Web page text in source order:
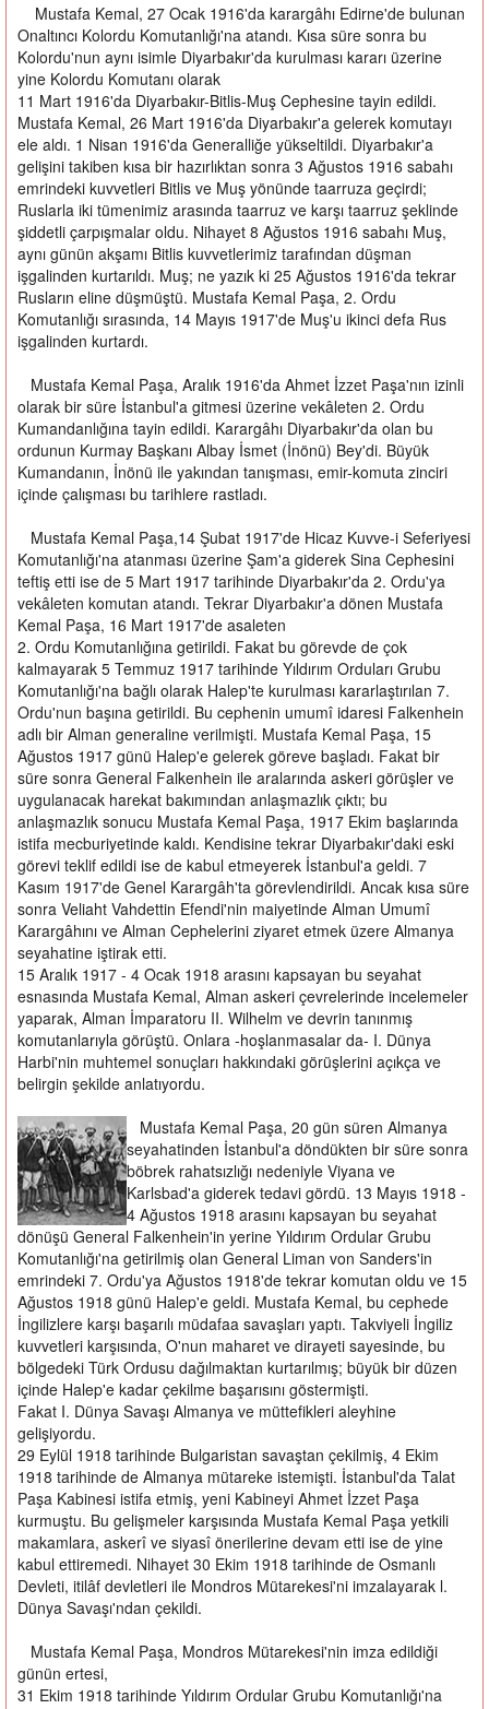
Mustafa Kemal, 27 Ocak 1916'da karargâhı Edirne'de bulunan
Onaltıncı Kolordu Komutanlığı'na atandı. Kısa süre sonra bu
Kolordu'nun aynı isimle Diyarbakır'da kurulması kararı üzerine
yine Kolordu Komutanı olarak
11 Mart 1916'da Diyarbakır-Bitlis-Muş Cephesine tayin edildi.
Mustafa Kemal, 26 Mart 1916'da Diyarbakır'a gelerek komutayı
ele aldı. 1 Nisan 1916'da Generalliğe yükseltildi. Diyarbakır'a
gelişini takiben kısa bir hazırlıktan sonra 3 Ağustos 1916 sabahı
emrindeki kuvvetleri Bitlis ve Muş yönünde taarruza geçirdi;
Ruslarla iki tümenimiz arasında taarruz ve karşı taarruz şeklinde
şiddetli çarpışmalar oldu. Nihayet 8 Ağustos 1916 sabahı Muş,
aynı günün akşamı Bitlis kuvvetlerimiz tarafından düşman
işgalinden kurtarıldı. Muş; ne yazık ki 25 Ağustos 1916'da tekrar
Rusların eline düşmüştü. Mustafa Kemal Paşa, 2. Ordu
Komutanlığı sırasında, 14 Mayıs 1917'de Muş'u ikinci defa Rus
işgalinden kurtardı.
Mustafa Kemal Paşa, Aralık 1916'da Ahmet İzzet Paşa'nın izinli
olarak bir süre İstanbul'a gitmesi üzerine vekâleten 2. Ordu
Kumandanlığına tayin edildi. Karargâhı Diyarbakır'da olan bu
ordunun Kurmay Başkanı Albay İsmet (İnönü) Bey'di. Büyük
Kumandanın, İnönü ile yakından tanışması, emir-komuta zinciri
içinde çalışması bu tarihlere rastladı.
Mustafa Kemal Paşa,14 Şubat 1917'de Hicaz Kuvve-i Seferiyesi
Komutanlığı'na atanması üzerine Şam'a giderek Sina Cephesini
teftiş etti ise de 5 Mart 1917 tarihinde Diyarbakır'da 2. Ordu'ya
vekâleten komutan atandı. Tekrar Diyarbakır'a dönen Mustafa
Kemal Paşa, 16 Mart 1917'de asaleten
2. Ordu Komutanlığına getirildi. Fakat bu görevde de çok
kalmayarak 5 Temmuz 1917 tarihinde Yıldırım Orduları Grubu
Komutanlığı'na bağlı olarak Halep'te kurulması kararlaştırılan 7.
Ordu'nun başına getirildi. Bu cephenin umumî idaresi Falkenhein
adlı bir Alman generaline verilmişti. Mustafa Kemal Paşa, 15
Ağustos 1917 günü Halep'e gelerek göreve başladı. Fakat bir
süre sonra General Falkenhein ile aralarında askeri görüşler ve
uygulanacak harekat bakımından anlaşmazlık çıktı; bu
anlaşmazlık sonucu Mustafa Kemal Paşa, 1917 Ekim başlarında
istifa mecburiyetinde kaldı. Kendisine tekrar Diyarbakır'daki eski
görevi teklif edildi ise de kabul etmeyerek İstanbul'a geldi. 7
Kasım 1917'de Genel Karargâh'ta görevlendirildi. Ancak kısa süre
sonra Veliaht Vahdettin Efendi'nin maiyetinde Alman Umumî
Karargâhını ve Alman Cephelerini ziyaret etmek üzere Almanya
seyahatine iştirak etti.
15 Aralık 1917 - 4 Ocak 1918 arasını kapsayan bu seyahat
esnasında Mustafa Kemal, Alman askeri çevrelerinde incelemeler
yaparak, Alman İmparatoru II. Wilhelm ve devrin tanınmış
komutanlarıyla görüştü. Onlara -hoşlanmasalar da- I. Dünya
Harbi'nin muhtemel sonuçları hakkındaki görüşlerini açıkça ve
belirgin şekilde anlatıyordu.
Mustafa Kemal Paşa, 20 gün süren Almanya
seyahatinden İstanbul'a döndükten bir süre sonra
böbrek rahatsızlığı nedeniyle Viyana ve
Karlsbad'a giderek tedavi gördü. 13 Mayıs 1918 -
4 Ağustos 1918 arasını kapsayan bu seyahat
dönüşü General Falkenhein'in yerine Yıldırım Ordular Grubu
Komutanlığı'na getirilmiş olan General Liman von Sanders'in
emrindeki 7. Ordu'ya Ağustos 1918'de tekrar komutan oldu ve 15
Ağustos 1918 günü Halep'e geldi. Mustafa Kemal, bu cephede
İngilizlere karşı başarılı müdafaa savaşları yaptı. Takviyeli İngiliz
kuvvetleri karşısında, O'nun maharet ve dirayeti sayesinde, bu
bölgedeki Türk Ordusu dağılmaktan kurtarılmış; büyük bir düzen
içinde Halep'e kadar çekilme başarısını göstermişti.
Fakat I. Dünya Savaşı Almanya ve müttefikleri aleyhine
gelişiyordu.
29 Eylül 1918 tarihinde Bulgaristan savaştan çekilmiş, 4 Ekim
1918 tarihinde de Almanya mütareke istemişti. İstanbul'da Talat
Paşa Kabinesi istifa etmiş, yeni Kabineyi Ahmet İzzet Paşa
kurmuştu. Bu gelişmeler karşısında Mustafa Kemal Paşa yetkili
makamlara, askerî ve siyasî önerilerine devam etti ise de yine
kabul ettiremedi. Nihayet 30 Ekim 1918 tarihinde de Osmanlı
Devleti, itilâf devletleri ile Mondros Mütarekesi'ni imzalayarak l.
Dünya Savaşı'ndan çekildi.
Mustafa Kemal Paşa, Mondros Mütarekesi'nin imza edildiği
günün ertesi,
31 Ekim 1918 tarihinde Yıldırım Ordular Grubu Komutanlığı'na